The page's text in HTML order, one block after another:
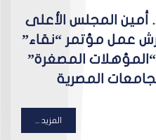
أمين المجلس الأعلى
عمل مؤتمر “نقاء”
المصغرة”
المصرية
المزيد ...